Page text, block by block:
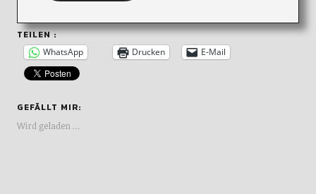
TEILEN :
WhatsApp Drucken E-Mail
GEFÄLLT MIR:
Wird geladen …